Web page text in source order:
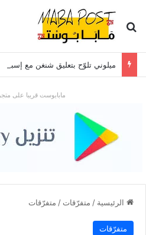
بحث عن
ميلوني تلوّح بتعليق شنغن مع
مابابوست قريبا على
الرئيسية / متفرّقات / متفرّقات
متفرّقات